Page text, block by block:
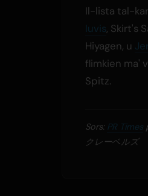
Il-lista tal-
luvis, Skirt's
Hiyagen, u
flimkien ma'
Spitz.
Sors: PR Times
クレーベルズ